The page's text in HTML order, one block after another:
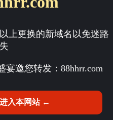
上更换的新域名以免迷路
宴邀您转发： 88hhrr.com
入本网站 ←